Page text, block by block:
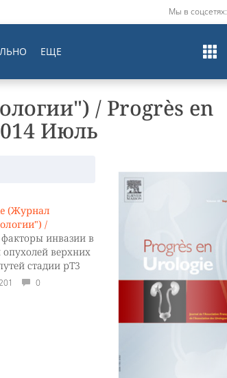
Мы в соцсетях:
ЕЩЕ
/ Progrès en
Июль
(Журнал
/
инвазии в
верхних
стадии рТ3
0